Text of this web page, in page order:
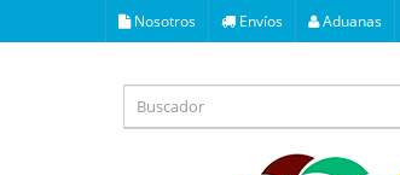
Nosotros Envíos Aduanas